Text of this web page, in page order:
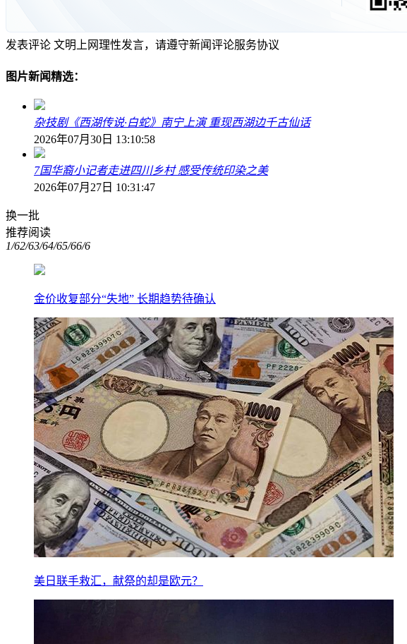
发表评论 文明上网理性发言，请遵守新闻评论服务协议
图片新闻精选：
杂技剧《西湖传说·白蛇》南宁上演 重现西湖边千古仙话
2026年07月30日 13:10:58
7国华裔小记者走进四川乡村 感受传统印染之美
2026年07月27日 10:31:47
换一批
推荐阅读
1/62/63/64/65/66/6
金价收复部分“失地” 长期趋势待确认
美日联手救汇，献祭的却是欧元？